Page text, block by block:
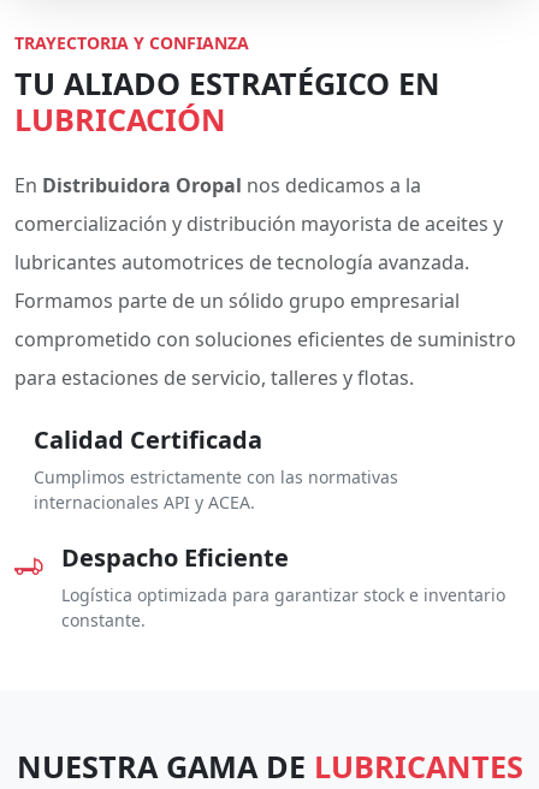
TRAYECTORIA Y CONFIANZA
TU ALIADO ESTRATÉGICO EN
LUBRICACIÓN
En Distribuidora Oropal nos dedicamos a la
comercialización y distribución mayorista de aceites y
lubricantes automotrices de tecnología avanzada.
Formamos parte de un sólido grupo empresarial
comprometido con soluciones eficientes de suministro
para estaciones de servicio, talleres y flotas.
Calidad Certificada
Cumplimos estrictamente con las normativas
internacionales API y ACEA.
Despacho Eficiente
Logística optimizada para garantizar stock e inventario
constante.
NUESTRA GAMA DE LUBRICANTES